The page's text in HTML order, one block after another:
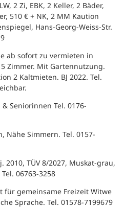
2 Zi, EBK, 2 Keller, 2 Bäder,
510 € + NK, 2 MM Kaution
Hans-Georg-Weiss-Str.
ab sofort zu vermieten in
Zimmer. Mit Gartennutzung.
2 Kaltmieten. BJ 2022. Tel.
Seniorinnen Tel. 0176-
Nähe Simmern. Tel. 0157-
2010, TÜV 8/2027, Muskat-grau,
06763-3258
für gemeinsame Freizeit Witwe
Sprache. Tel. 01578-7199679